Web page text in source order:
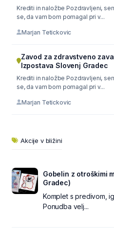
Krediti in naložbe Pozdravljeni,
se, da vam bom pomagal pri v...
Marjan Tetickovic
Zavod za zdravstveno
Izpostava Slovenj Gradec
Krediti in naložbe Pozdravljeni,
se, da vam bom pomagal pri v...
Marjan Tetickovic
Akcije v bližini
Gobelin z otroškimi
Gradec)
Komplet s predivom,
Ponudba velj...